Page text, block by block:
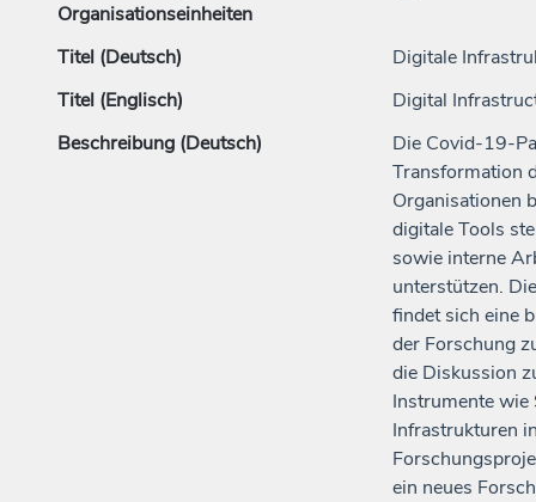
Organisationseinheiten
Titel (Deutsch)
Digitale
Titel (Englisch)
Digital
Beschreibung (Deutsch)
Die Covid-19-
Transformation
Organisationen
digitale Tools
sowie interne
unterstützen.
findet sich eine
der Forschung
die Diskussion
Instrumente wie
Infrastrukturen
ein neues